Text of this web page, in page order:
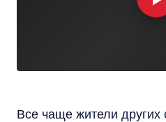
Все чаще жители других